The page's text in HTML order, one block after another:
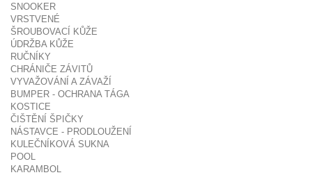
SNOOKER
VRSTVENÉ
ŠROUBOVACÍ KŮŽE
ÚDRŽBA KŮŽE
RUČNÍKY
CHRÁNIČE ZÁVITŮ
VYVAŽOVÁNÍ A ZÁVAŽÍ
BUMPER - OCHRANA TÁGA
KOSTICE
ČIŠTĚNÍ ŠPIČKY
NÁSTAVCE - PRODLOUŽENÍ
KULEČNÍKOVÁ SUKNA
POOL
KARAMBOL